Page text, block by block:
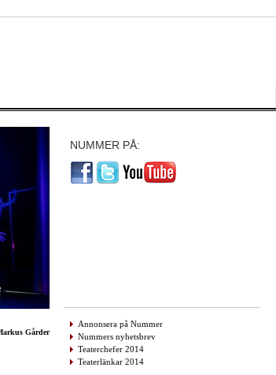
Gårder
NUMMER PÅ:
Annonsera på Nummer
Nummers nyhetsbrev
Teaterchefer 2014
Teaterlänkar 2014